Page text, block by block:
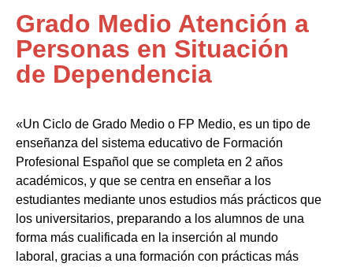
Grado Medio Atención a
Personas en Situación
de Dependencia
«Un Ciclo de Grado Medio o FP Medio, es un tipo de
enseñanza del sistema educativo de Formación
Profesional Español que se completa en 2 años
académicos, y que se centra en enseñar a los
estudiantes mediante unos estudios más prácticos que
los universitarios, preparando a los alumnos de una
forma más cualificada en la inserción al mundo
laboral, gracias a una formación con prácticas más